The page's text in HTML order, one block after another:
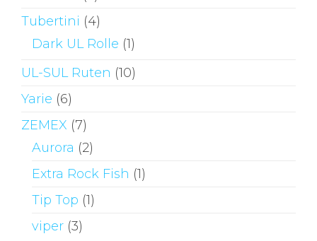
Tubertini (4)
Dark UL Rolle (1)
UL-SUL Ruten (10)
Yarie (6)
ZEMEX (7)
Aurora (2)
Extra Rock Fish (1)
Tip Top (1)
viper (3)